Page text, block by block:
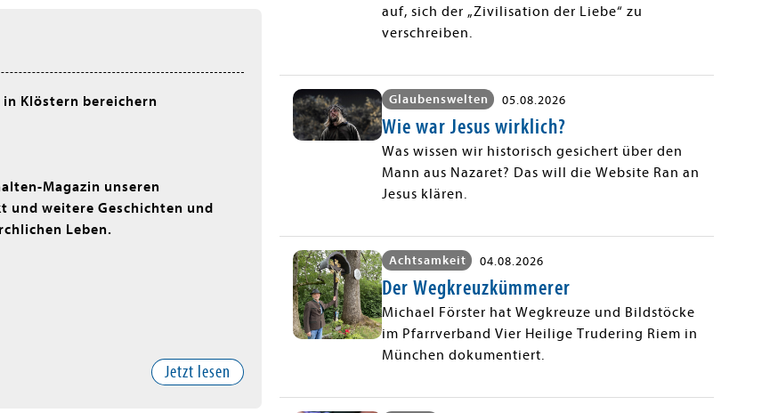
in Klöstern bereichern
Magazin unseren
und weitere Geschichten und
Leben.
Jetzt lesen
auf, sich der „Zivilisation der Liebe“ zu
verschreiben.
Glaubenswelten 05.08.2026
Wie war Jesus wirklich?
Was wissen wir historisch gesichert über den
Mann aus Nazaret? Das will die Website Ran an
Jesus klären.
Achtsamkeit 04.08.2026
Der Wegkreuzkümmerer
Michael Förster hat Wegkreuze und Bildstöcke
im Pfarrverband Vier Heilige Trudering Riem in
München dokumentiert.